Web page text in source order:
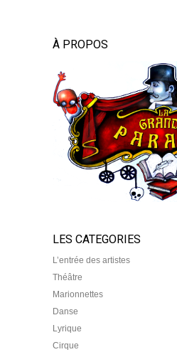
À PROPOS
LES CATEGORIES
L’entrée des artistes
Théâtre
Marionnettes
Danse
Lyrique
Cirque